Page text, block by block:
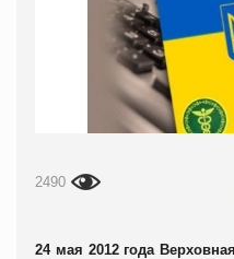
2490
24 мая 2012 года